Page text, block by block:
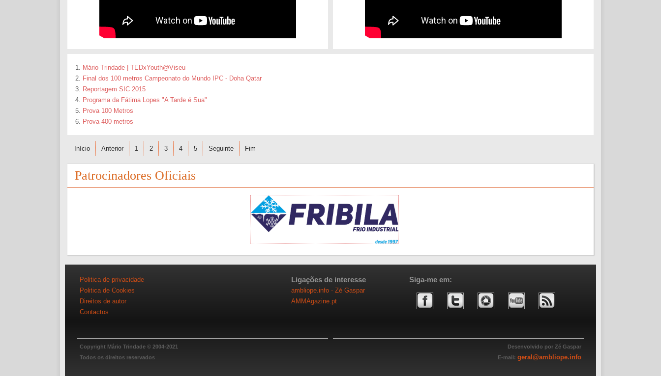
Mário Trindade | TEDxYouth@Viseu
Final dos 100 metros Campeonato do Mundo IPC - Doha Qatar
Reportagem SIC 2015
Programa da Fátima Lopes "A Tarde é Sua"
Prova 100 Metros
Prova 400 metros
Início Anterior 1 2 3 4 5 Seguinte Fim
Patrocinadores Oficiais
Politica de privacidade
Politica de Cookies
Direitos de autor
Contactos
Ligações de interesse
ambliope.info - Zé Gaspar
AMMAgazine.pt
Siga-me em:
Copyright Mário Trindade © 2004-2021
Todos os direitos reservados
Desenvolvido por Zé Gaspar
E-mail: geral@ambliope.info